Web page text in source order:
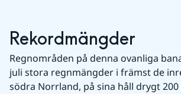
Rekordmängder
Regnområden på denna ovanliga
juli stora regnmängder i främst de
södra Norrland, på sina håll drygt 200